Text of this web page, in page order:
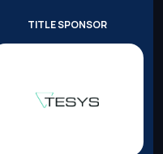
TITLE SPONSOR